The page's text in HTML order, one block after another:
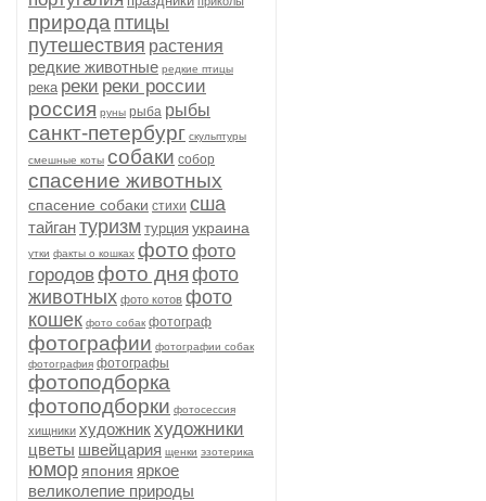
природа птицы
путешествия растения
редкие животные редкие птицы
река реки реки россии
россия руны рыба рыбы
санкт-петербург скульптуры
смешные коты собаки собор
спасение животных
спасение собаки стихи сша
тайгантуризм турция украина
утки факты о кошках фото фото
городовфото дня фото
животных фото котов фото
кошек фото собак фотограф
фотографии фотографии собак
фотография фотографы
фотоподборка
фотоподборки фотосессия
хищники художникхудожники
цветы швейцария щенки эзотерика
юмор япония яркое
великолепие природы